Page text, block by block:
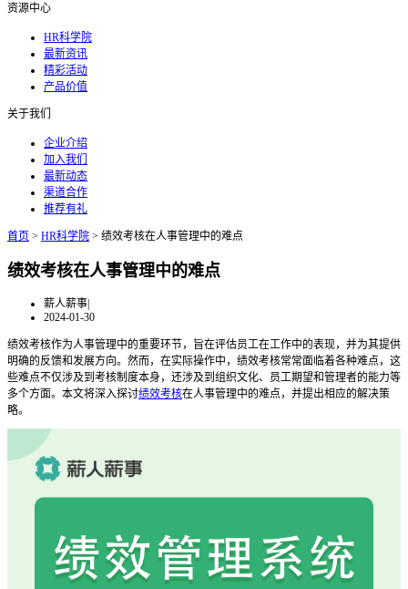
资源中心
HR科学院
最新资讯
精彩活动
产品价值
关于我们
企业介绍
加入我们
最新动态
渠道合作
推荐有礼
首页 > HR科学院 > 绩效考核在人事管理中的难点
绩效考核在人事管理中的难点
薪人薪事|
2024-01-30
绩效考核作为人事管理中的重要环节，旨在评估员工在工作中的表现，并为其提供
明确的反馈和发展方向。然而，在实际操作中，绩效考核常常面临着各种难点，这
些难点不仅涉及到考核制度本身，还涉及到组织文化、员工期望和管理者的能力等
多个方面。本文将深入探讨绩效考核在人事管理中的难点，并提出相应的解决策
略。